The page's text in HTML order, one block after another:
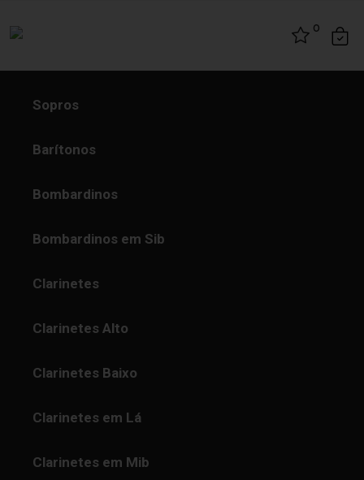
0
Sopros
Barítonos
Bombardinos
Bombardinos em Sib
Clarinetes
Clarinetes Alto
Clarinetes Baixo
Clarinetes em Lá
Clarinetes em Mib